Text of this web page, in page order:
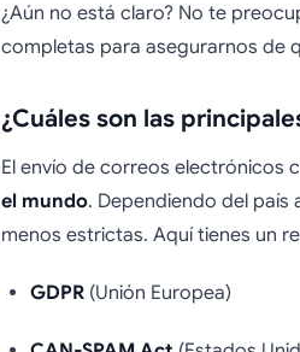
¿Aún no está claro? No te
completas para asegurarnos de
¿Cuáles son las
El envío de correos electrónicos
el mundo. Dependiendo del país
menos estrictas. Aquí tienes un
GDPR(Unión Europea)